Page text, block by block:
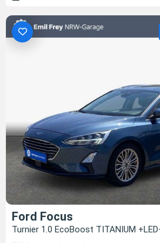
Ford Focus
Turnier 1.0 EcoBoost TITANIUM